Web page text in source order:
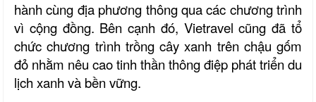
hành cùng địa phương thông qua các chương trình
vì cộng đồng. Bên cạnh đó, Vietravel cũng đã tổ
chức chương trình trồng cây xanh trên chậu gốm
đỏ nhằm nêu cao tinh thần thông điệp phát triển du
lịch xanh và bền vững.